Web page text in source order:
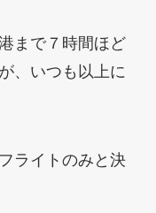
まで７時間ほど
、いつも以上に
ライトのみと決